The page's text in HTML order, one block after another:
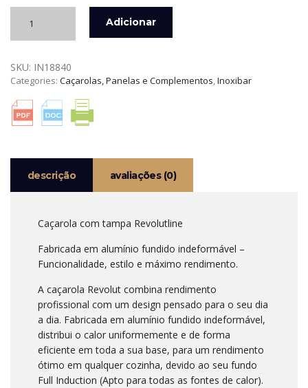
CAÇAROLA
TAMPA
REVOLUTLINE
Adicionar
SKU: IN18840
Categories: Caçarolas, Panelas e Complementos,Inoxibar
descrição avaliações (0)
Caçarola com tampa Revolutline
Fabricada em alumínio fundido indeformável –
Funcionalidade, estilo e máximo rendimento.
A caçarola Revolut combina rendimento
profissional com um design pensado para o seu dia
a dia. Fabricada em alumínio fundido indeformável,
distribui o calor uniformemente e de forma
eficiente em toda a sua base, para um rendimento
ótimo em qualquer cozinha, devido ao seu fundo
Full Induction (Apto para todas as fontes de calor).